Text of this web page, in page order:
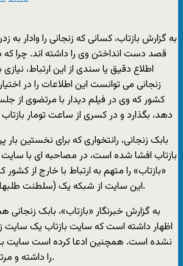
به گزارش بازتاب، کسانی که زنجانی را وادار به
قصد دست انداختن وی را داشته اند. چرا
اطلاع دقیق یا سندی از این ارتباط،
زنجانی می توانست این اطلاعات را در
کشور که وی در فیلم دیدار با مرتضوی از
دهد، بگذارد و در کسری از ساعت تومار
بابک زنجانی، رانتخواری که برای نخستین
بازتاب افشا شده است، در مصاحبه ای با
«بازتاب» را متهم به ارتباط با خارج از
این سایت از شبکه یک (سلطنت طلبها) و منافقین کرده است.
به گزارش خبرنگار «بازتاب»، بابک
اظهار داشته است که سایت بازتاب یک سایت
نشده است. همچنین ادعا کرده است سایت
را داشته و مرتبط با خارج کشور است.